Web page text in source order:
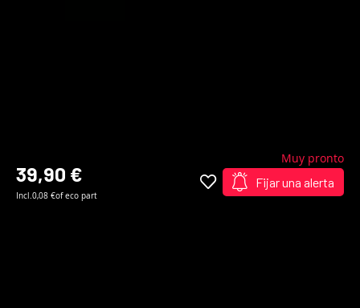
39,90 €
Incl. 0,08 €of eco part
Muy pronto
Fijar una alerta